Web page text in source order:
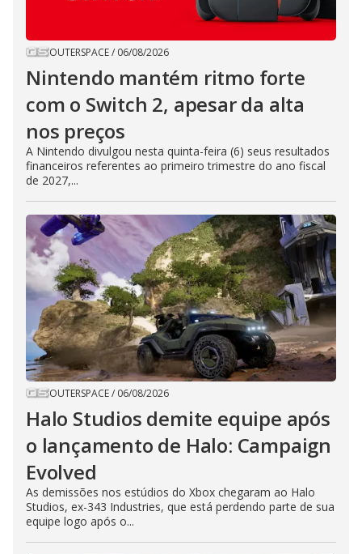
OUTERSPACE/ 06/08/2026
Nintendo mantém ritmo forte
com o Switch 2, apesar da alta
nos preços
A Nintendo divulgou nesta quinta-feira (6) seus resultados
financeiros referentes ao primeiro trimestre do ano fiscal
de 2027,...
OUTERSPACE/ 06/08/2026
Halo Studios demite equipe após
o lançamento de Halo: Campaign
Evolved
As demissões nos estúdios do Xbox chegaram ao Halo
Studios, ex-343 Industries, que está perdendo parte de sua
equipe logo após o...